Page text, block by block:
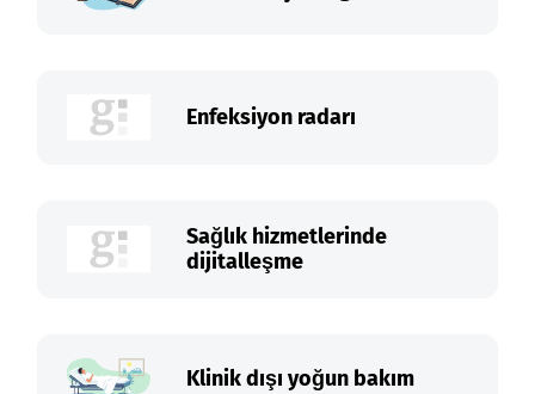
Enfeksiyon radarı
Sağlık hizmetlerinde
dijitalleşme
Klinik dışı yoğun bakım